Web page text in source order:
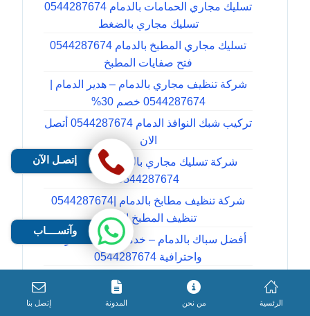
تسليك مجاري الحمامات بالدمام 0544287674
تسليك مجاري بالضغط
تسليك مجاري المطبخ بالدمام 0544287674
فتح صفايات المطبخ
شركة تنظيف مجاري بالدمام – هدير الدمام |
0544287674 خصم 30%
تركيب شبك النوافذ الدمام 0544287674 أتصل
الان
شركة تسليك مجاري بالدمام هديرالدمام
0544287674
شركة تنظيف مطابخ بالدمام |0544287674
تنظيف المطبخ الدمام
أفضل سباك بالدمام – خدمات سباكة سريعة
واحترافية 0544287674
أفضل سباك بالخبر – خدمات سباكة متكاملة
وسريعة 0544287674
الرئسية من نحن المدونة إتصل بنا
إتصـل الآن
وآتســــاب